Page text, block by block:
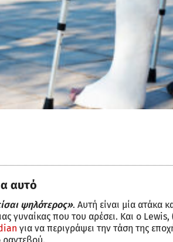
αυτό
ψηλότερος». Αυτή είναι μία ατάκα
γυναίκας που του αρέσει. Και ο
για να περιγράψει την τάση της